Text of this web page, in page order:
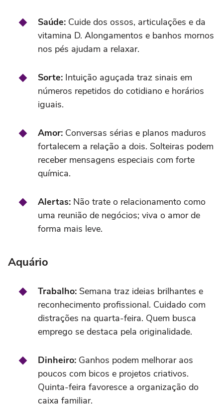
Saúde: Cuide dos ossos, articulações e da
vitamina D. Alongamentos e banhos mornos
nos pés ajudam a relaxar.
Sorte: Intuição aguçada traz sinais em
números repetidos do cotidiano e horários
iguais.
Amor: Conversas sérias e planos maduros
fortalecem a relação a dois. Solteiras podem
receber mensagens especiais com forte
química.
Alertas: Não trate o relacionamento como
uma reunião de negócios; viva o amor de
forma mais leve.
Aquário
Trabalho: Semana traz ideias brilhantes e
reconhecimento profissional. Cuidado com
distrações na quarta-feira. Quem busca
emprego se destaca pela originalidade.
Dinheiro: Ganhos podem melhorar aos
poucos com bicos e projetos criativos.
Quinta-feira favoresce a organização do
caixa familiar.